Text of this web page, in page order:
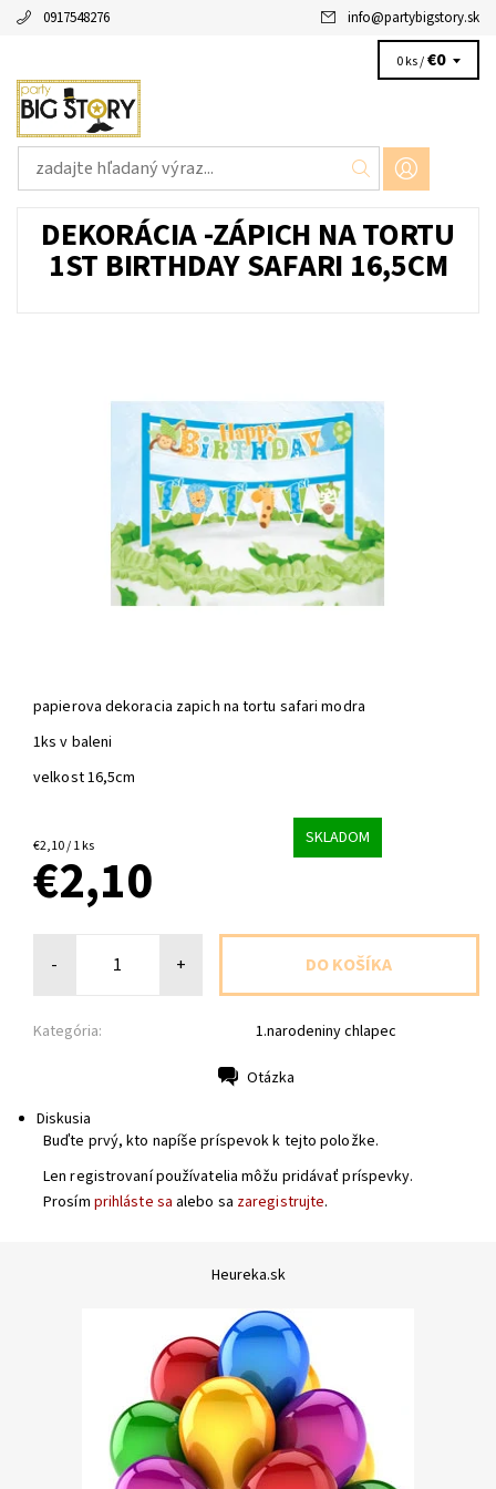
0917548276 info@partybigstory.sk
0 ks /€0
DEKORÁCIA -ZÁPICH NA TORTU
1ST BIRTHDAY SAFARI 16,5CM
papierova dekoracia zapich na tortu safari modra
1ks v baleni
velkost 16,5cm
€2,10 / 1 ks SKLADOM
€2,10
- +
Kategória: 1.narodeniny chlapec
Otázka
Diskusia
Buďte prvý, kto napíše príspevok k tejto položke.
Len registrovaní používatelia môžu pridávať príspevky.
Prosím prihláste sa alebo sa zaregistrujte.
Heureka.sk